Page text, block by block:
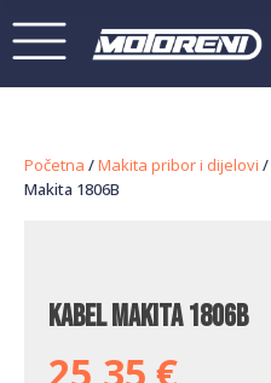
Početna /Makita pribor i dijelovi /
Makita 1806B
Kabel Makita 1806B